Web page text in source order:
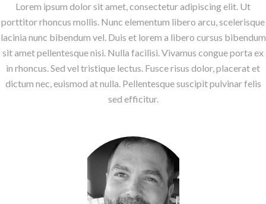
Lorem ipsum dolor sit amet, consectetur adipiscing elit. Ut
porttitor rhoncus mollis. Nunc elementum libero arcu, scelerisque
lacinia nunc bibendum vel. Duis et lorem a libero cursus bibendum
sit amet pellentesque nisi. Nulla facilisi. Vivamus congue porta ex
in rhoncus. Sed vel tristique lectus. Fusce risus dolor, placerat et
dictum nec, euismod at nulla. Pellentesque suscipit pulvinar felis
sed efficitur.